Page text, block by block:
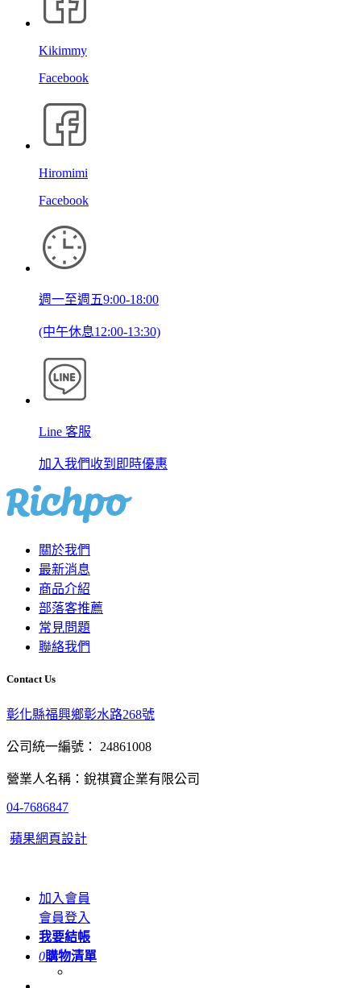
Kikimmy
Facebook
Hiromimi
Facebook
週一至週五9:00-18:00
(中午休息12:00-13:30)
Line 客服
加入我們收到即時優惠
關於我們
最新消息
商品介紹
部落客推薦
常見問題
聯絡我們
Contact Us
彰化縣福興鄉彰水路268號
公司統一編號： 24861008
營業人名稱：銳祺寶企業有限公司
04-7686847
蘋果網頁設計
加入會員
會員登入
我要結帳
0購物清單